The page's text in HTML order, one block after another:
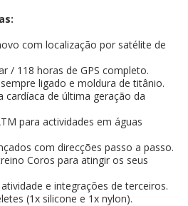
com localização por satélite de
/ 118 horas de GPS completo.
ligado e moldura de titânio.
cardíaca de última geração da
para actividades em águas
com direcções passo a passo.
Coros para atingir os seus
e integrações de terceiros.
(1x silicone e 1x nylon).